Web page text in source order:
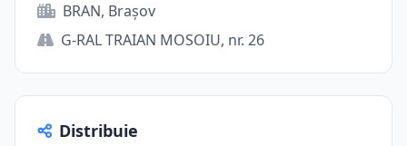
BRAN, Brașov
G-RAL TRAIAN MOSOIU, nr. 26
Distribuie